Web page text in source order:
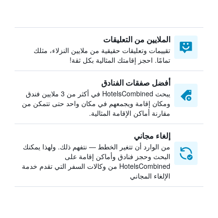
الملايين من التعليقات
تقييمات وتعليقات حقيقية من ملايين النزلاء، مثلك
تمامًا. احجز إقامتك المثالية بكل ثقة!
أفضل صفقات الفنادق
يبحث HotelsCombined في أكثر من 3 ملايين فندق
ومكان إقامة ويجمعهم في مكان واحد حتى تتمكن من
مقارنة أماكن الإقامة المثالية.
إلغاء مجاني
من الوارد أن تتغير الخطط — نتفهم ذلك. ولهذا يمكنك
البحث وحجز فنادق وأماكن إقامة على
HotelsCombined من وكالات السفر التي تقدم خدمة
الإلغاء المجاني